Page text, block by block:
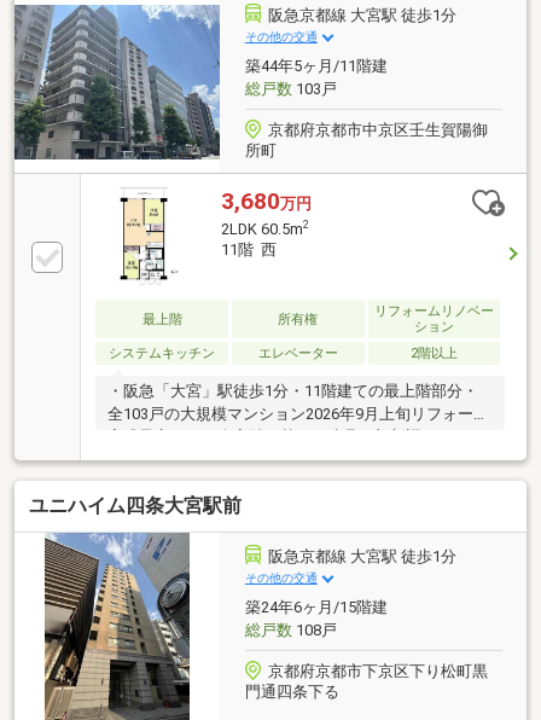
水廻り設備搭載。●和室および洋室に、収納スペース
有。●全居室がバルコニーに面する形で配置されてい
ます。●周辺環境・フレスコ大宮店：徒歩2分(約
140m)・セブンイレブン京都大宮後院通店：徒歩1分
(約50m)
阪急京都線 大宮駅 徒歩1分
その他の交通
築44年5ヶ月/11階建
総戸数103戸
京都府京都市中京区壬生賀陽御
所町
3,680万円
2LDK 60.5m2
11階 西
最上階 所有権
リフォームリノベー
ション
システムキッチン
エレベーター 2階以上
・阪急「大宮」駅徒歩1分・11階建ての最上階部分・
全103戸の大規模マンション2026年9月上旬リフォーム
クリーニング2019年リフォーム歴ありキッチン・洗面
化粧台・トイレ新調フローリング張替え・スギ薬局四
条大宮店徒歩1分・ライフ四条大宮店徒歩2分・フレス
コ大宮店4分
ユニハイム四条大宮駅前
阪急京都線 大宮駅 徒歩1分
その他の交通
築24年6ヶ月/15階建
総戸数108戸
京都府京都市下京区下り松町黒
門通四条下る